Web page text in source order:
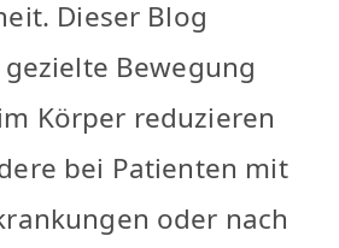
Dieser Blog
Bewegung
Körper reduzieren
bei Patienten mit
oder nach